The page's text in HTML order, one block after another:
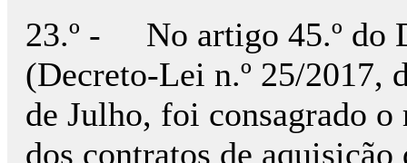
23.º - No artigo 45.º do
(Decreto-Lei n.º 25/2017,
de Julho, foi consagrado
dos contratos de aquisição